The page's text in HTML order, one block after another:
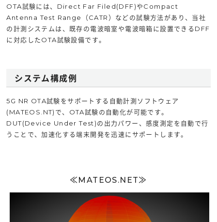
OTA試験には、Direct Far Filed(DFF)やCompact
Antenna Test Range（CATR）などの試験方法があり、当社
の計測システムは、既存の電波暗室や電波暗箱に設置できるDFF
に対応したOTA試験設備です。
システム構成例
5G NR OTA試験をサポートする自動計測ソフトウェア
(MATEOS.NT)で、OTA試験の自動化が可能です。
DUT(Device Under Test)の出力パワー、感度測定を自動で行
うことで、加速化する端末開発を迅速にサポートします。
≪MATEOS.NET≫